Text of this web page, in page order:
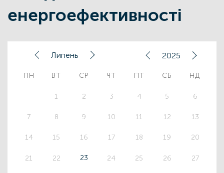
енергоефективності
ПН ВТ СР ЧТ ПТ СБ НД
1 2 3 4 5 6
7 8 9 10 11 12 13
14 15 16 17 18 19 20
21 22 23 24 25 26 27
Липень 2025